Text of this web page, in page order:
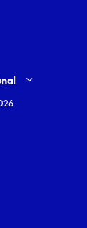
language